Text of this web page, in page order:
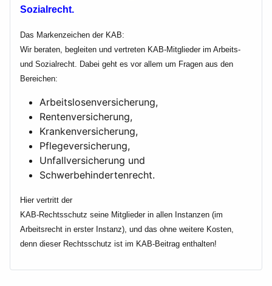
Sozialrecht.
Das Markenzeichen der KAB:
Wir beraten, begleiten und vertreten KAB-Mitglieder im Arbeits-
und Sozialrecht. Dabei geht es vor allem um Fragen aus den
Bereichen:
Arbeitslosenversicherung,
Rentenversicherung,
Krankenversicherung,
Pflegeversicherung,
Unfallversicherung und
Schwerbehindertenrecht.
Hier vertritt der
KAB-Rechtsschutz seine Mitglieder in allen Instanzen (im
Arbeitsrecht in erster Instanz), und das ohne weitere Kosten,
denn dieser Rechtsschutz ist im KAB-Beitrag enthalten!